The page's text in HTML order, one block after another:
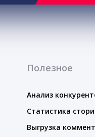
Полезное
Анализ
Статистика
Выгрузка